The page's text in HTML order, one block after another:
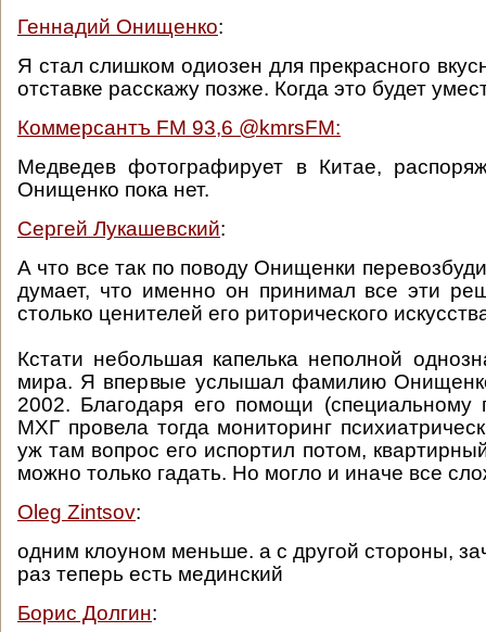
Геннадий Онищенко:
Я стал слишком одиозен для прекрасного
отставке расскажу позже. Когда это будет
Коммерсантъ FM 93,6 ‏@kmrsFM:
Медведев фотографирует в Китае,
Онищенко пока нет.
Сергей Лукашевский:
А что все так по поводу Онищенки
думает, что именно он принимал все эти
столько ценителей его риторического
Кстати небольшая капелька неполной
мира. Я впервые услышал фамилию
2002. Благодаря его помощи (специальному
МХГ провела тогда мониторинг
уж там вопрос его испортил потом,
можно только гадать. Но могло и иначе все
Oleg Zintsov:
одним клоуном меньше. а с другой стороны,
раз теперь есть мединский
Борис Долгин: